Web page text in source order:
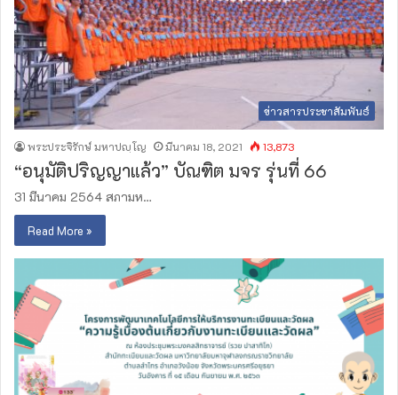
ข่าวสารประชาสัมพันธ์
พระประจิรักษ์ มหาปญฺโญ มีนาคม 18, 2021 13,873
“อนุมัติปริญญาแล้ว” บัณฑิต มจร รุ่นที่ 66
31 มีนาคม 2564 สภามห…
Read More »